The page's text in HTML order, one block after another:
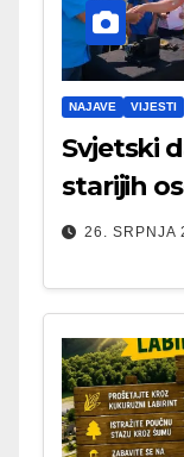
NAJAVE VIJESTI
Svjetski
starijih
26. SRPNJA